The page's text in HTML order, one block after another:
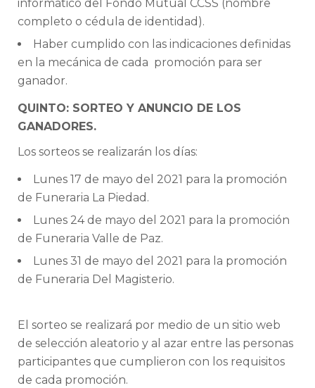
informático del Fondo Mutual CCSS (nombre
completo o cédula de identidad).
Haber cumplido con las indicaciones definidas
en la mecánica de cada promoción para ser
ganador.
QUINTO: SORTEO Y ANUNCIO DE LOS
GANADORES.
Los sorteos se realizarán los días:
Lunes 17 de mayo del 2021 para la promoción
de Funeraria La Piedad.
Lunes 24 de mayo del 2021 para la promoción
de Funeraria Valle de Paz.
Lunes 31 de mayo del 2021 para la promoción
de Funeraria Del Magisterio.
El sorteo se realizará por medio de un sitio web
de selección aleatorio y al azar entre las personas
participantes que cumplieron con los requisitos
de cada promoción.